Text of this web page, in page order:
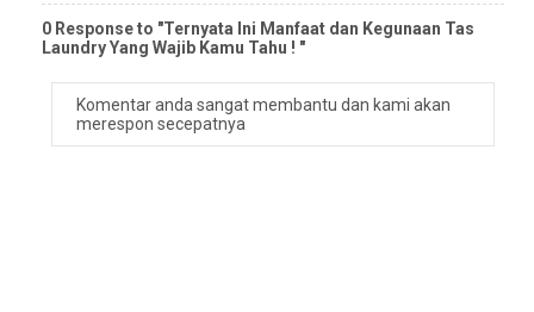
0 Response to "Ternyata Ini Manfaat dan Kegunaan Tas
Laundry Yang Wajib Kamu Tahu ! "
Komentar anda sangat membantu dan kami akan
merespon secepatnya